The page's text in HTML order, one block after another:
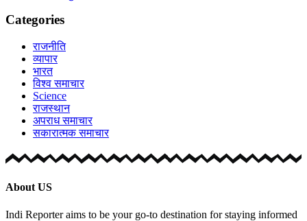
Categories
राजनीति
व्यापार
भारत
विश्व समाचार
Science
राजस्थान
अपराध समाचार
सकारात्मक समाचार
About US
Indi Reporter aims to be your go-to destination for staying informed